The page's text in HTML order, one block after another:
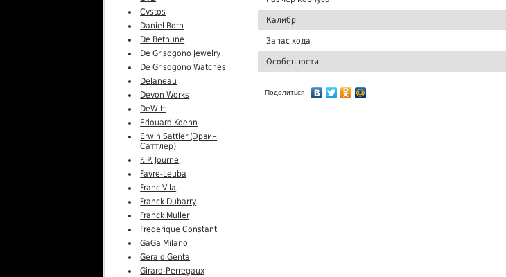
Cvstos
Daniel Roth
De Bethune
De Grisogono Jewelry
De Grisogono Watches
Delaneau
Devon Works
DeWitt
Edouard Koehn
Erwin Sattler (Эрвин
Саттлер)
F. P. Journe
Favre-Leuba
Franc Vila
Franck Dubarry
Franck Muller
Frederique Constant
GaGa Milano
Gerald Genta
Girard-Perregaux
Калибр
Запас хода
Особенности
Поделиться